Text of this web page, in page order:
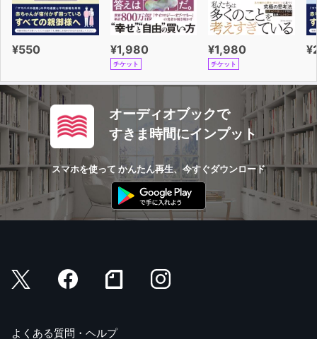
¥550 ¥1,980
チケット
¥1,980
チケット
オーディオブックで
すきま時間にインプット
スマホを使って かんたん再生、今すぐダウンロード
よくある質問・ヘルプ